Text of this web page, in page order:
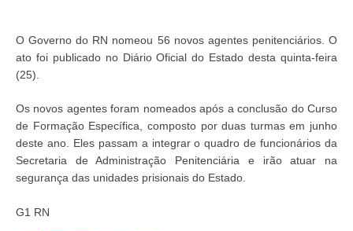
O Governo do RN nomeou 56 novos agentes penitenciários. O
ato foi publicado no Diário Oficial do Estado desta quinta-feira
(25).
Os novos agentes foram nomeados após a conclusão do Curso
de Formação Específica, composto por duas turmas em junho
deste ano. Eles passam a integrar o quadro de funcionários da
Secretaria de Administração Penitenciária e irão atuar na
segurança das unidades prisionais do Estado.
G1 RN